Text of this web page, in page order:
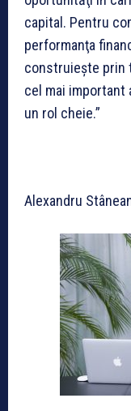
capital. Pentru
performanţa
construieşte prin
cel mai important
un rol cheie.”
Alexandru